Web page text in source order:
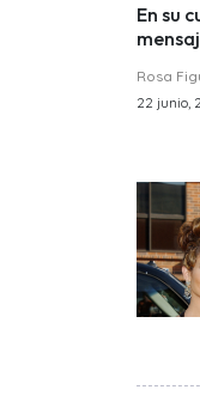
En su
Rosa
22 junio,